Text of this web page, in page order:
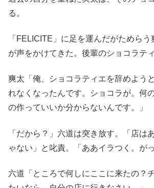
る。
「FELICITE」に足を運んだがためら
が声をかけてきた。後輩のショコラテ
爽太「俺、ショコラティエを辞めよう
れなくなったんです。ショコラが。何
の作っていいか分からないんです。」
「だから？」六道は突き放す。「店は
ゃない」と叱責。「ああイラつく。が
六道「ところで何しにここに来たの？